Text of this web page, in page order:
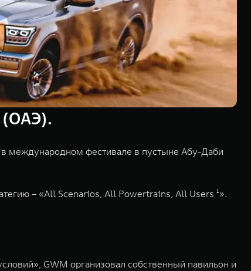
(ОАЭ).
международном фестивале в пустыне Абу-Даби
– «All Scenarios, All Powertrains, All Users ¹».
GWM организовал собственный павильон и